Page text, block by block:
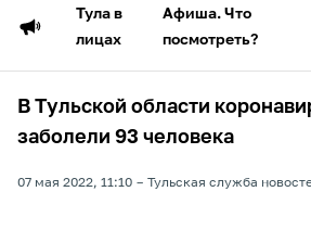
Тула в
лицах
Афиша. Что
посмотреть?
В Тульской области
заболели 93 человека
07 мая 2022, 11:10 Тульская служба